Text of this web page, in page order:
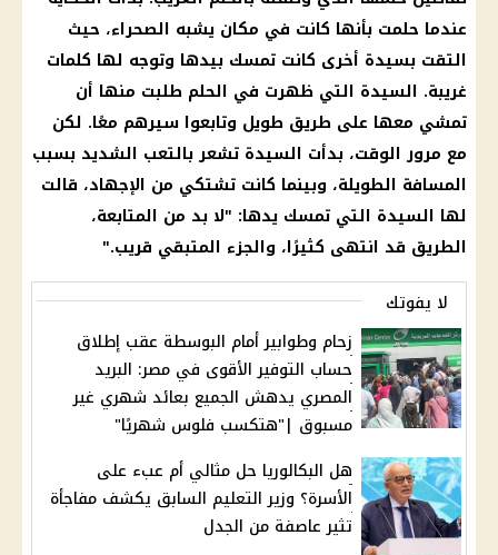
عندما حلمت بأنها كانت في مكان يشبه الصحراء، حيث
التقت بسيدة أخرى كانت تمسك بيدها وتوجه لها كلمات
غريبة. السيدة التي ظهرت في الحلم طلبت منها أن
تمشي معها على طريق طويل وتابعوا سيرهم معًا. لكن
مع مرور الوقت، بدأت السيدة تشعر بالتعب الشديد بسبب
المسافة الطويلة، وبينما كانت تشتكي من الإجهاد، قالت
لها السيدة التي تمسك يدها: "لا بد من المتابعة،
الطريق قد انتهى كثيرًا، والجزء المتبقي قريب."
لا يفوتك
زحام وطوابير أمام البوسطة عقب إطلاق
حساب التوفير الأقوى في مصر: البريد
المصري يدهش الجميع بعائد شهري غير
مسبوق |"هتكسب فلوس شهريًا"
هل البكالوريا حل مثالي أم عبء على
الأسرة؟ وزير التعليم السابق يكشف مفاجأة
تثير عاصفة من الجدل